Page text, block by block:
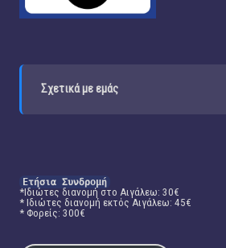
Σχετικά με εμάς
Ετήσια Συνδρομή
*Ιδιώτες διανομή στο Αιγάλεω: 30€
* Ιδιώτες διανομή εκτός Αιγάλεω: 45€
* Φορείς: 300€